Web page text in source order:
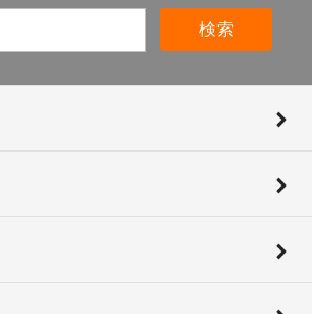
検索